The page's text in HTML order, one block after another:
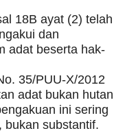
18B ayat (2) telah
dan
adat beserta hak-
35/PUU-X/2012
adat bukan hutan
ini sering
bukan substantif.